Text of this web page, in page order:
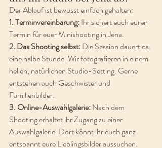
Der Ablauf ist bewusst einfach gehalten:
1. Terminvereinbarung: Ihr sichert euch euren
Termin für euer Minishooting in Jena.
2. Das Shooting selbst: Die Session dauert ca.
eine halbe Stunde. Wir fotografieren in einem
hellen, natürlichen Studio-Setting. Gerne
entstehen auch Geschwister und
Familienbilder.
3. Online-Auswahlgalerie: Nach dem
Shooting erhaltet ihr Zugang zu einer
Auswahlgalerie. Dort könnt ihr euch ganz
entspannt eure Lieblingsbilder aussuchen.